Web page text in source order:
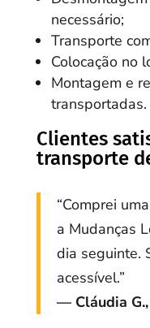
necessário;
Transporte
Colocação no
Montagem e
transportadas.
Clientes
transporte
“Comprei
a Mudanças
dia seguinte.
acessível.”
— Cláudia